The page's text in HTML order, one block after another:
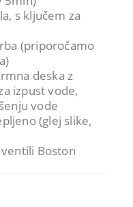
s ključem za
(priporočamo
deska z
izpust vode,
vode
(glej slike,
Boston